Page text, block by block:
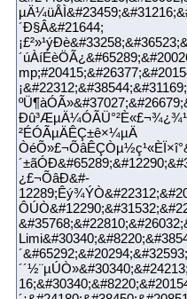
´Ð§Â&#21644;
¿£¬ÕâÐ&#-